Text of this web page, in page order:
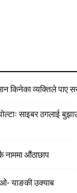
किनेका व्यक्तिले पाए
साइबर ठगलाई
नाममा औंठाछाप
याङकी उक्याब